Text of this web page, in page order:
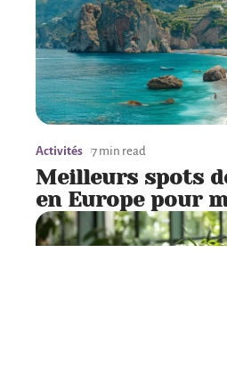
Activités 7 min read
Meilleurs spots
en Europe pour